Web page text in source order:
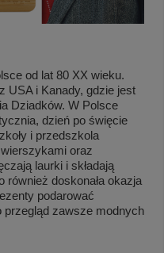
od lat 80 XX wieku.
USA i Kanady, gdzie jest
Dziadków. W Polsce
dzień po święcie
i przedszkola
oraz
laurki i składają
również doskonała okazja
podarować
przegląd zawsze modnych